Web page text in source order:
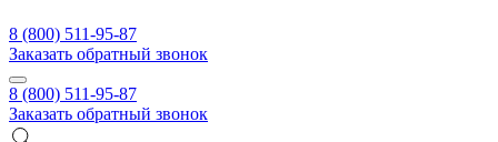
8 (800) 511-95-87
Заказать обратный звонок
8 (800) 511-95-87
Заказать обратный звонок